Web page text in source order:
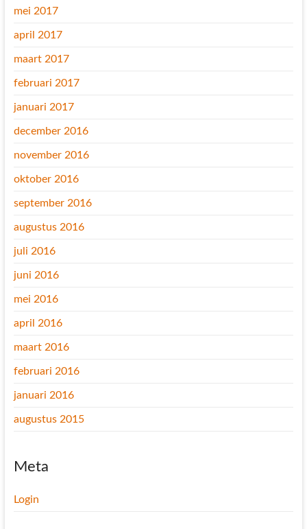
mei 2017
april 2017
maart 2017
februari 2017
januari 2017
december 2016
november 2016
oktober 2016
september 2016
augustus 2016
juli 2016
juni 2016
mei 2016
april 2016
maart 2016
februari 2016
januari 2016
augustus 2015
Meta
Login